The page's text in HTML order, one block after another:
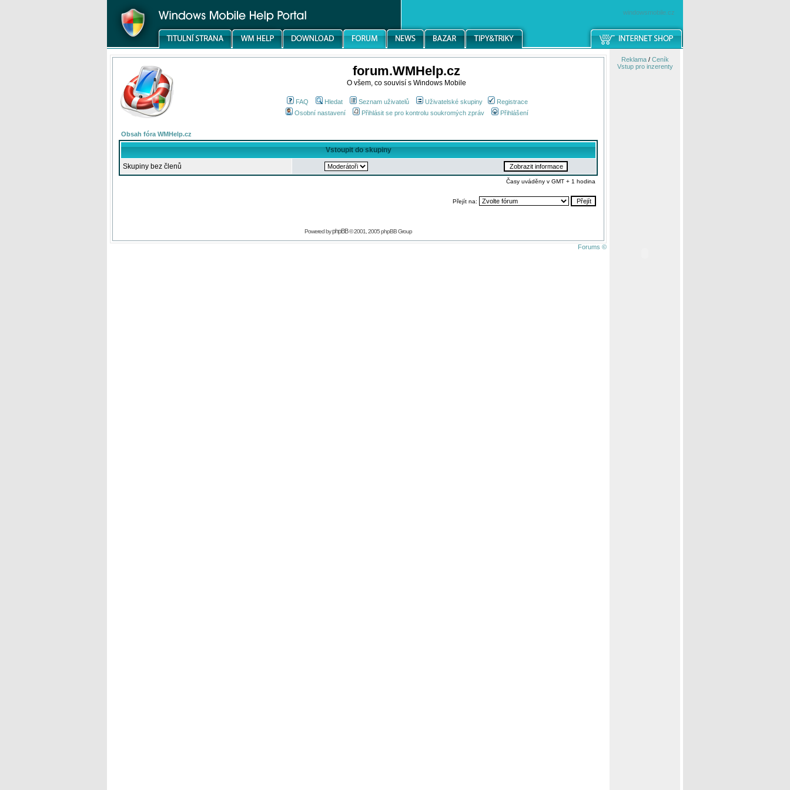
windowsmobile.cz
forum.WMHelp.cz
O všem, co souvisí s Windows Mobile
FAQ Hledat Seznam uživatelů Uživatelské skupiny
Registrace
Osobní nastavení
Přihlásit se pro kontrolu soukromých zpráv Přihlášení
Obsah fóra WMHelp.cz
Vstoupit do skupiny
Skupiny bez členů
Časy uváděny v GMT + 1 hodina
Přejít na:
Powered byphpBB© 2001, 2005 phpBB Group
Forums ©
Reklama/ Ceník
Vstup pro inzerenty